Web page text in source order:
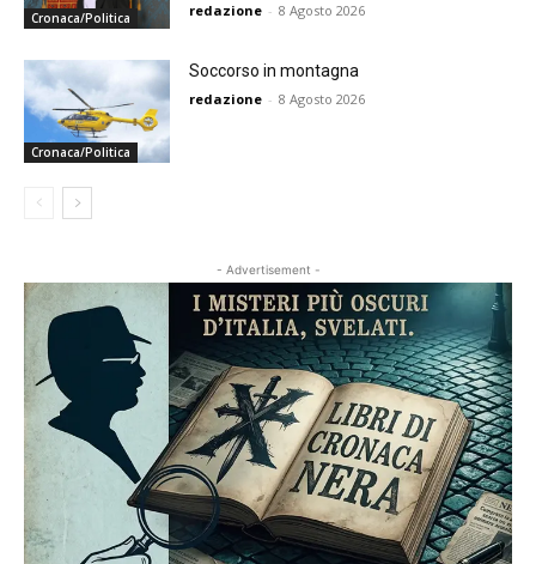
Cronaca/Politica redazione - 8 Agosto 2026
Cronaca/Politica
Soccorso in montagna
redazione - 8 Agosto 2026
- Advertisement -